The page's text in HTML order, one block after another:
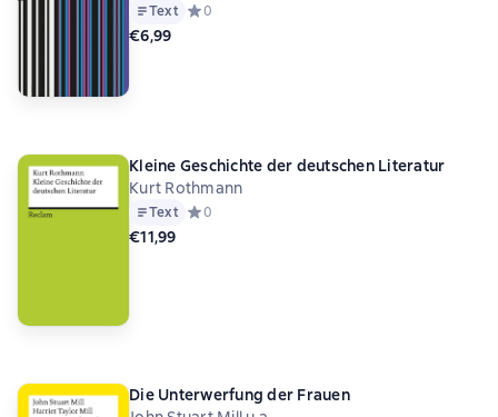
Text Средний рейтинг 0 на основе 0 оценок
0
€6,99
Kleine Geschichte der deutschen Literatur
Kurt Rothmann
Text Средний рейтинг 0 на основе 0 оценок
0
€11,99
Die Unterwerfung der Frauen